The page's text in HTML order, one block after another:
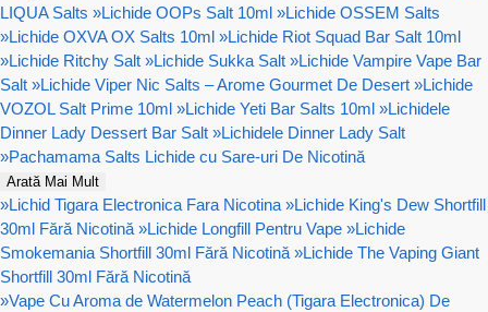
LIQUA Salts »Lichide OOPs Salt 10ml »Lichide OSSEM Salts
»Lichide OXVA OX Salts 10ml »Lichide Riot Squad Bar Salt 10ml
»Lichide Ritchy Salt »Lichide Sukka Salt »Lichide Vampire Vape Bar
Salt »Lichide Viper Nic Salts – Arome Gourmet De Desert »Lichide
VOZOL Salt Prime 10ml »Lichide Yeti Bar Salts 10ml »Lichidele
Dinner Lady Dessert Bar Salt »Lichidele Dinner Lady Salt
»Pachamama Salts Lichide cu Sare-uri De Nicotină
Arată Mai Mult
»Lichid Tigara Electronica Fara Nicotina »Lichide King's Dew Shortfill
30ml Fără Nicotină »Lichide Longfill Pentru Vape »Lichide
Smokemania Shortfill 30ml Fără Nicotină »Lichide The Vaping Giant
Shortfill 30ml Fără Nicotină
»Vape Cu Aroma de Watermelon Peach (Tigara Electronica) De